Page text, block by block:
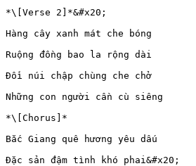
*\[Verse 2]*&#x20;
Hàng cây xanh mát che bóng
Ruộng đồng bao la rộng dài
Đồi núi chập chùng che chở
Những con người cần cù siêng
*\[Chorus]*
Bắc Giang quê hương yêu dấu
Đặc sản đậm tình khó phai&#x20;